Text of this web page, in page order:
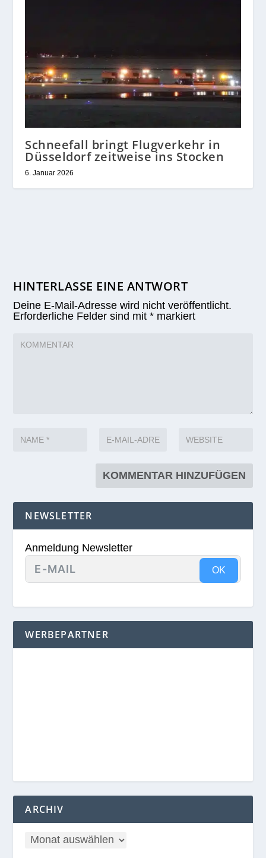
Schneefall bringt Flugverkehr in
Düsseldorf zeitweise ins Stocken
6. Januar 2026
HINTERLASSE EINE ANTWORT
Deine E-Mail-Adresse wird nicht veröffentlicht.
Erforderliche Felder sind mit* markiert
NEWSLETTER
Anmeldung Newsletter
OK
WERBEPARTNER
ARCHIV